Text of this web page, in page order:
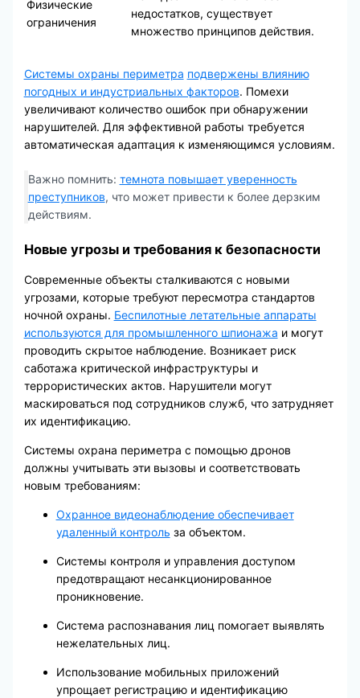
Физические
ограничения
недостатков, существует
множество принципов действия.
Системы охраны периметра подвержены влиянию
погодных и индустриальных факторов. Помехи
увеличивают количество ошибок при обнаружении
нарушителей. Для эффективной работы требуется
автоматическая адаптация к изменяющимся условиям.
Важно помнить: темнота повышает уверенность
преступников, что может привести к более дерзким
действиям.
Новые угрозы и требования к безопасности
Современные объекты сталкиваются с новыми
угрозами, которые требуют пересмотра стандартов
ночной охраны. Беспилотные летательные аппараты
используются для промышленного шпионажа и могут
проводить скрытое наблюдение. Возникает риск
саботажа критической инфраструктуры и
террористических актов. Нарушители могут
маскироваться под сотрудников служб, что затрудняет
их идентификацию.
Системы охрана периметра с помощью дронов
должны учитывать эти вызовы и соответствовать
новым требованиям:
Охранное видеонаблюдение обеспечивает
удаленный контроль за объектом.
Системы контроля и управления доступом
предотвращают несанкционированное
проникновение.
Система распознавания лиц помогает выявлять
нежелательных лиц.
Использование мобильных приложений
упрощает регистрацию и идентификацию